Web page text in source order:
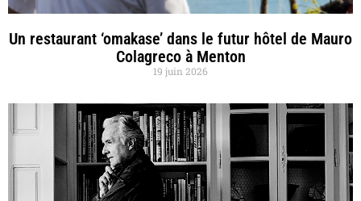
Un restaurant ‘omakase’ dans le futur hôtel de Mauro
Colagreco à Menton
19 juin 2026